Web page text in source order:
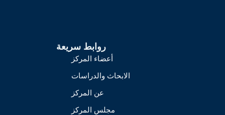
روابط سريعة
أعضاء المركز
الابحاث والدراسات
عن المركز
مجلس المركز